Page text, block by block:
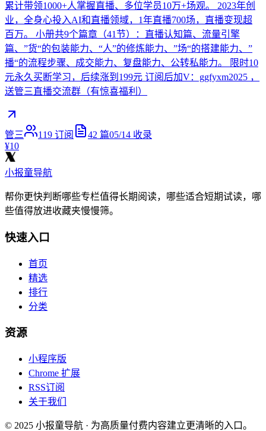
累计带领1000+人掌握直播、多位学员10万+场观。 2023年创
业，全身心投入AI和直播领域，1年直播700场，直播变现超
百万。 小册共9个篇章（41节）：直播认知篇、流量引擎
篇、”货“的包装能力、“人”的修炼能力、”场“的搭建能力、”
播“的流程步骤、成交能力、复盘能力、公转私能力。 限时10
元永久买断学习，后续涨到199元 订阅后加V：ggfyxm2025 ，
送管三直播交流群（有惊喜福利）
管三 119 订阅 42 篇05/14 收录
¥10
小报童导航
帮你更快判断哪些专栏值得长期阅读，哪些适合短期试读，哪
些值得放进收藏夹慢慢筛。
快速入口
首页
精选
排行
分类
资源
小程序版
Chrome 扩展
RSS订阅
关于我们
© 2025 小报童导航 · 为高质量付费内容建立更清晰的入口。